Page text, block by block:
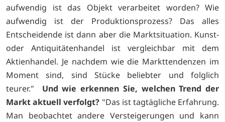
aufwendig ist das Objekt verarbeitet worden? Wie
aufwendig ist der Produktionsprozess? Das alles
Entscheidende ist dann aber die Marktsituation. Kunst-
oder Antiquitätenhandel ist vergleichbar mit dem
Aktienhandel. Je nachdem wie die Markttendenzen im
Moment sind, sind Stücke beliebter und folglich
teurer." Und wie erkennen Sie, welchen Trend der
Markt aktuell verfolgt? "Das ist tagtägliche Erfahrung.
Man beobachtet andere Versteigerungen und kann